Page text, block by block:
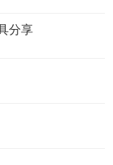
分享